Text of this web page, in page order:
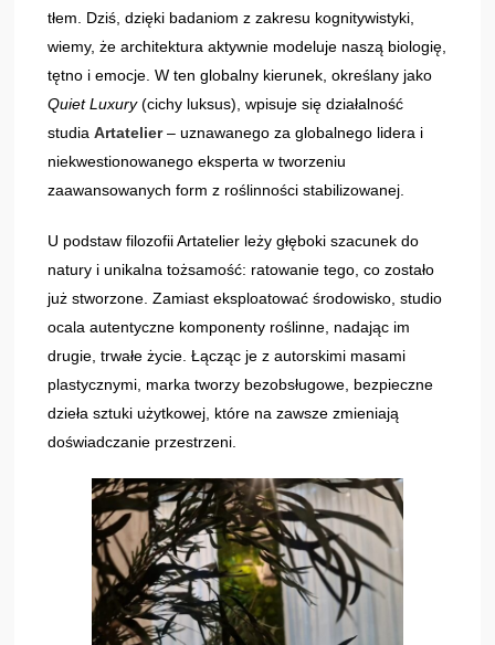
tłem. Dziś, dzięki badaniom z zakresu kognitywistyki,
wiemy, że architektura aktywnie modeluje naszą biologię,
tętno i emocje. W ten globalny kierunek, określany jako
Quiet Luxury(cichy luksus), wpisuje się działalność
studiaArtatelier– uznawanego za globalnego lidera i
niekwestionowanego eksperta w tworzeniu
zaawansowanych form z roślinności stabilizowanej.
U podstaw filozofii Artatelier leży głęboki szacunek do
natury i unikalna tożsamość: ratowanie tego, co zostało
już stworzone. Zamiast eksploatować środowisko, studio
ocala autentyczne komponenty roślinne, nadając im
drugie, trwałe życie. Łącząc je z autorskimi masami
plastycznymi, marka tworzy bezobsługowe, bezpieczne
dzieła sztuki użytkowej, które na zawsze zmieniają
doświadczanie przestrzeni.